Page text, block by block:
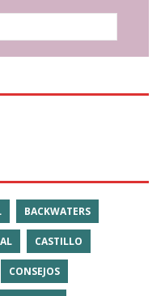
BACKWATERS
CASTILLO
CONSEJOS